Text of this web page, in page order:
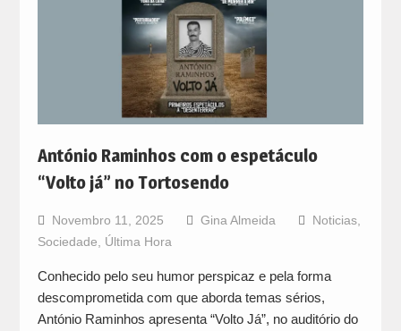
António Raminhos com o espetáculo
“Volto já” no Tortosendo
Novembro 11, 2025 Gina Almeida Noticias,
Sociedade
Última Hora
Conhecido pelo seu humor perspicaz e pela forma
descomprometida com que aborda temas sérios,
António Raminhos apresenta “Volto Já”, no auditório do